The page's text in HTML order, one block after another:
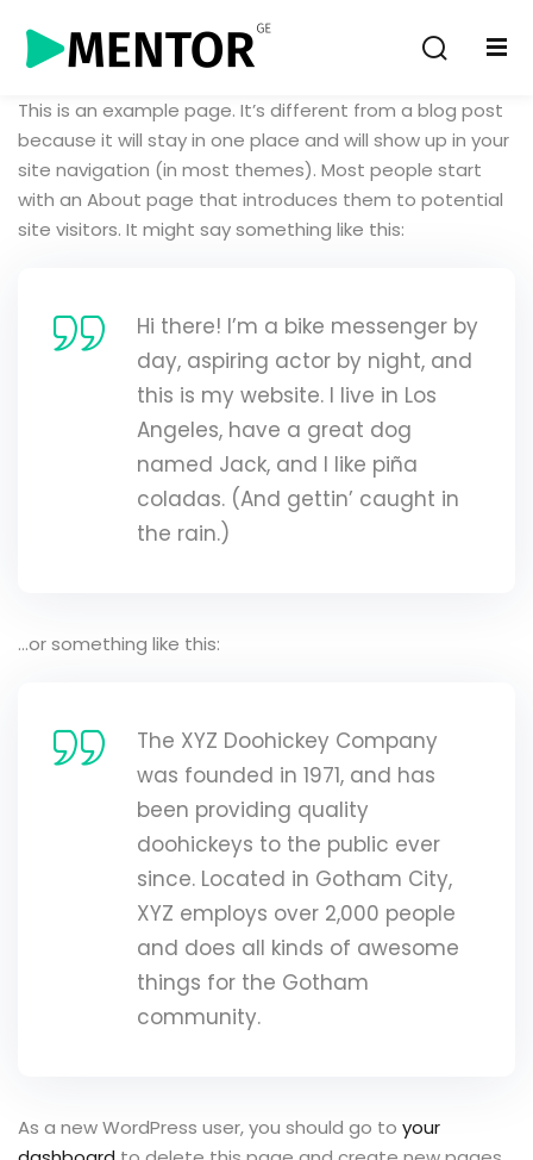
This is an example page. It’s different from a blog post
because it will stay in one place and will show up in your
site navigation (in most themes). Most people start
with an About page that introduces them to potential
site visitors. It might say something like this:
Hi there! I’m a bike messenger by
day, aspiring actor by night, and
this is my website. I live in Los
Angeles, have a great dog
named Jack, and I like piña
coladas. (And gettin’ caught in
the rain.)
…or something like this:
The XYZ Doohickey Company
was founded in 1971, and has
been providing quality
doohickeys to the public ever
since. Located in Gotham City,
XYZ employs over 2,000 people
and does all kinds of awesome
things for the Gotham
community.
As a new WordPress user, you should go to your
Sign in
Sign in
Don’t have an account?Sign up
Lost your password?